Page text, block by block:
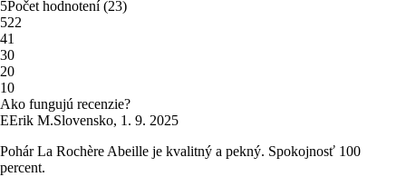
5Počet hodnotení(23)
522
41
30
20
10
Ako fungujú recenzie?
EErik M.Slovensko, 1. 9. 2025
Pohár La Rochère Abeille je kvalitný a pekný. Spokojnosť 100
percent.